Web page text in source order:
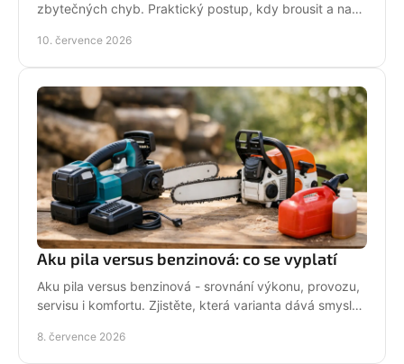
zbytečných chyb. Praktický postup, kdy brousit a na
10. července 2026
Aku pila versus benzinová: co se vyplatí
Aku pila versus benzinová - srovnání výkonu, provozu,
servisu i komfortu. Zjistěte, která varianta dává smysl
8. července 2026